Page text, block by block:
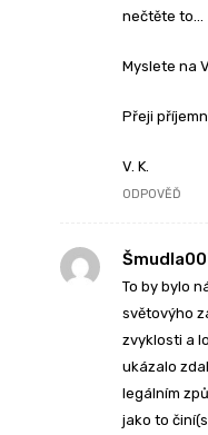
nečtěte to…
Myslete na
Přeji
V. K.
ODPOVĚĎ
To by bylo
světovýho
zvyklosti a
ukázalo
legálním
jako to